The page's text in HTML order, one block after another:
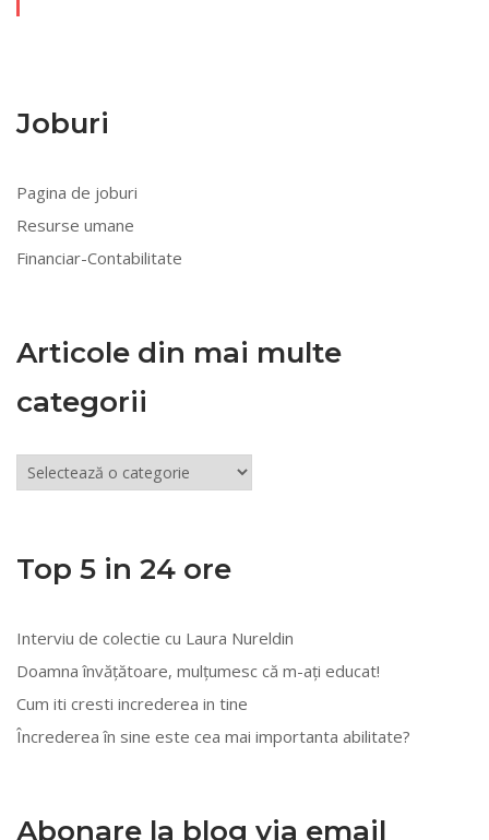
Joburi
Pagina de joburi
Resurse umane
Financiar-Contabilitate
Articole din mai multe
categorii
Articole
din
categorii
Top 5 in 24 ore
Interviu de colectie cu Laura Nureldin
Doamna învățătoare, mulțumesc că m-ați educat!
Cum iti cresti increderea in tine
Încrederea în sine este cea mai importanta abilitate?
Abonare la blog via email